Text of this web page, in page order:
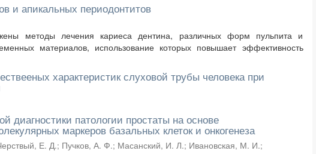
и апикальных периодонтитов
методы лечения кариеса дентина, различных форм пульпита и
материалов, использование которых повышает эффективность
характеристик слуховой трубы человека при
патологии простаты на основе
маркеров базальных клеток и онкогенеза
Е. Д.; Пучков, А. Ф.; Масанский, И. Л.; Ивановская, М. И.;